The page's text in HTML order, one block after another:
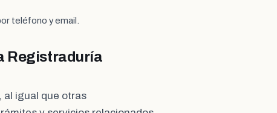
teléfono y email.
Registraduría
, al igual que otras